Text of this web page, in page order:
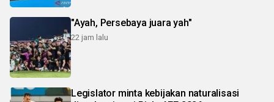
"Ayah, Persebaya juara yah"
22 jam lalu
Legislator minta kebijakan naturalisasi